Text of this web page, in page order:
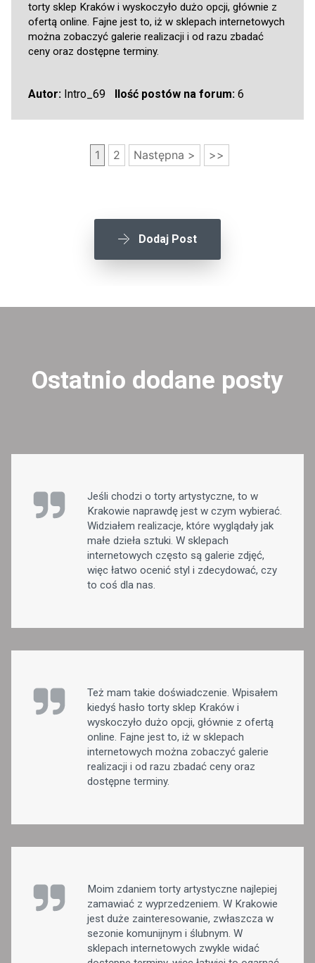
torty sklep Kraków i wyskoczyło dużo opcji, głównie z
ofertą online. Fajne jest to, iż w sklepach internetowych
można zobaczyć galerie realizacji i od razu zbadać
ceny oraz dostępne terminy.
Autor: Intro_69 Ilość postów na forum:6
1 2 Następna > >>
Dodaj Post
Ostatnio dodane posty
Jeśli chodzi o torty artystyczne, to w
Krakowie naprawdę jest w czym wybierać.
Widziałem realizacje, które wyglądały jak
małe dzieła sztuki. W sklepach
internetowych często są galerie zdjęć,
więc łatwo ocenić styl i zdecydować, czy
to coś dla nas.
Też mam takie doświadczenie. Wpisałem
kiedyś hasło torty sklep Kraków i
wyskoczyło dużo opcji, głównie z ofertą
online. Fajne jest to, iż w sklepach
internetowych można zobaczyć galerie
realizacji i od razu zbadać ceny oraz
dostępne terminy.
Moim zdaniem torty artystyczne najlepiej
zamawiać z wyprzedzeniem. W Krakowie
jest duże zainteresowanie, zwłaszcza w
sezonie komunijnym i ślubnym. W
sklepach internetowych zwykle widać